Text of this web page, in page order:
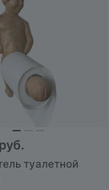
туалетной